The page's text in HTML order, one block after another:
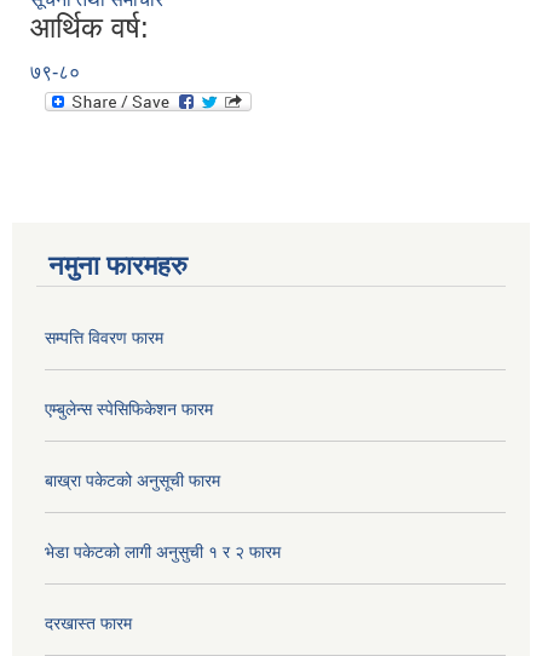
आर्थिक वर्ष:
७९-८०
नमुना फारमहरु
सम्पत्ति विवरण फारम
एम्बुलेन्स स्पेसिफिकेशन फारम
बाख्रा पकेटको अनुसूची फारम
भेडा पकेटको लागी अनुसुची १ र २ फारम
दरखास्त फारम